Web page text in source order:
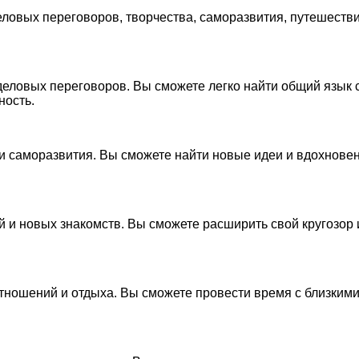
переговоров, творчества, саморазвития,
переговоров. Вы сможете легко найти общий
саморазвития. Вы сможете найти новые идеи и
новых знакомств. Вы сможете расширить свой кругозор
и отдыха. Вы сможете провести время с